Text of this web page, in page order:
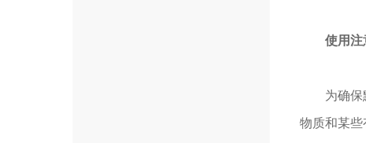
使用注
为确保默
物质和某